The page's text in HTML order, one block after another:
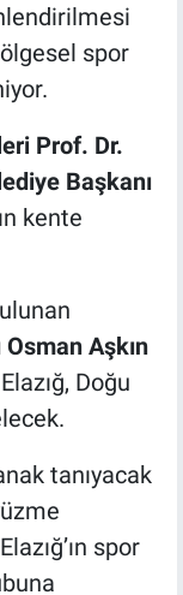
spor
Prof. Dr.
Başkanı
kente
Aşkın
Doğu
tanıyacak
spor